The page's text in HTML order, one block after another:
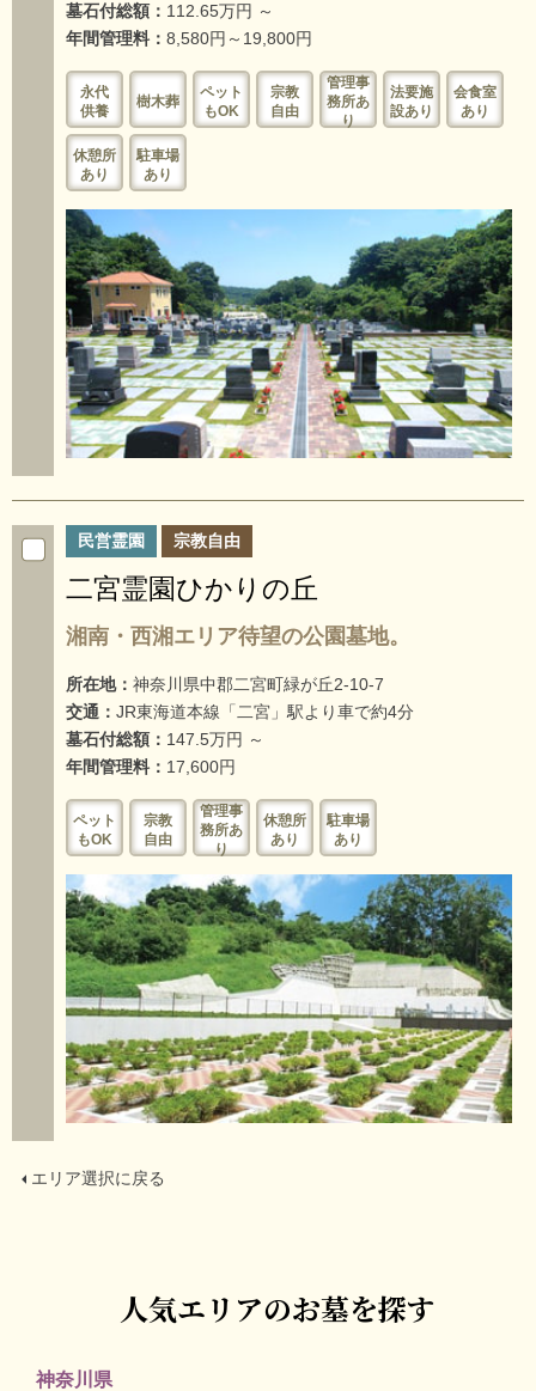
墓石付総額： 112.65万円 ～
年間管理料： 8,580円～19,800円
永代
供養
樹木葬
ペット
もOK
宗教
自由
管理事
務所あ
り
法要施
設あり
会食室
あり
休憩所
あり
駐車場
あり
民営霊園 宗教自由
二宮霊園ひかりの丘
湘南・西湘エリア待望の公園墓地。
所在地： 神奈川県中郡二宮町緑が丘2-10-7
交通： JR東海道本線「二宮」駅より車で約4分
墓石付総額： 147.5万円 ～
年間管理料： 17,600円
ペット
もOK
宗教
自由
管理事
務所あ
り
休憩所
あり
駐車場
あり
エリア選択に戻る
人気エリアのお墓を探す
神奈川県